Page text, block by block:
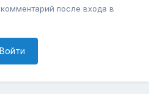
после входа в
Войти